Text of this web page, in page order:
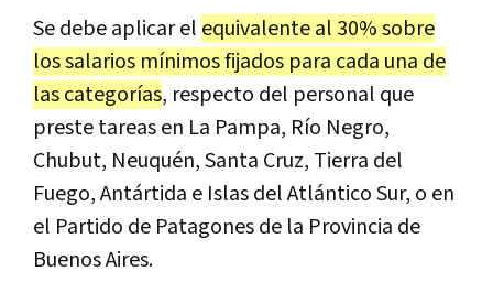
Se debe aplicar el equivalente al 30% sobre
los salarios mínimos fijados para cada una de
las categorías, respecto del personal que
preste tareas en La Pampa, Río Negro,
Chubut, Neuquén, Santa Cruz, Tierra del
Fuego, Antártida e Islas del Atlántico Sur, o en
el Partido de Patagones de la Provincia de
Buenos Aires.